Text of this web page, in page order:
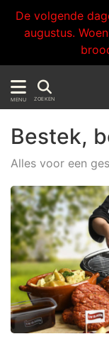
De volgende
augustus.
MENU ZOEKEN
Bestek,
Alles voor een